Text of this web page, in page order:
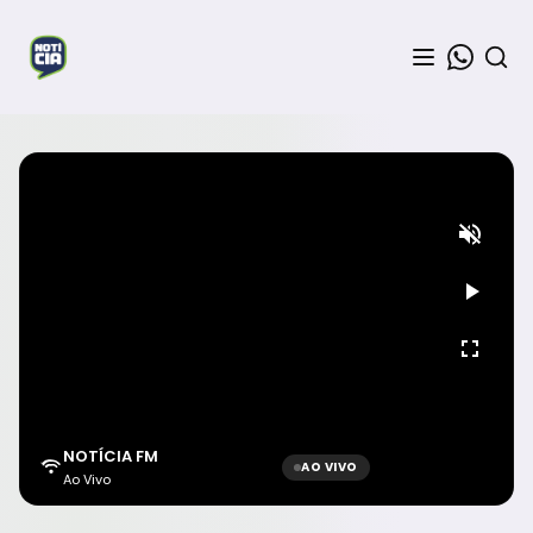
NOTÍCIA FM
Ao Vivo
AO VIVO